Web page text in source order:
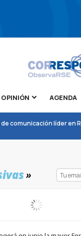
OPINIÓN AGENDA
comunicación líder en
»